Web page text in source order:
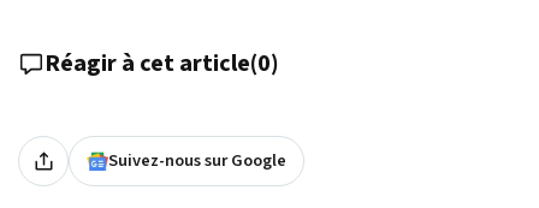
Réagir à cet article(0)
Suivez-nous sur Google